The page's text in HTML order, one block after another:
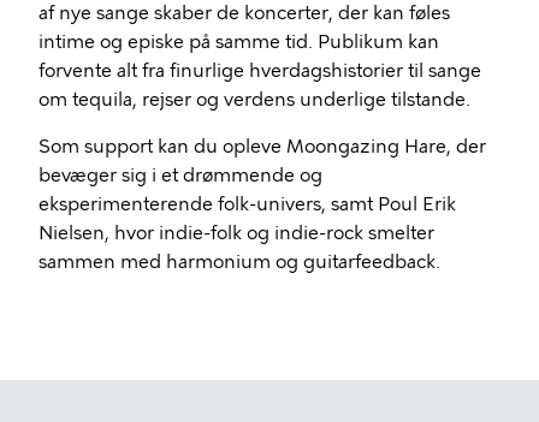
af nye sange skaber de koncerter, der kan føles
intime og episke på samme tid. Publikum kan
forvente alt fra finurlige hverdagshistorier til sange
om tequila, rejser og verdens underlige tilstande.
Som support kan du opleve Moongazing Hare, der
bevæger sig i et drømmende og
eksperimenterende folk-univers, samt Poul Erik
Nielsen, hvor indie-folk og indie-rock smelter
sammen med harmonium og guitarfeedback.